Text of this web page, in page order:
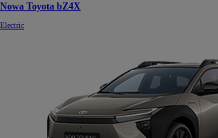
Nowa Toyota bZ4X
Electric